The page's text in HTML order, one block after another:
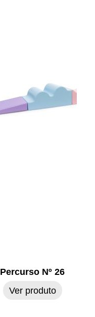
Percurso Nº 26
Ver produto